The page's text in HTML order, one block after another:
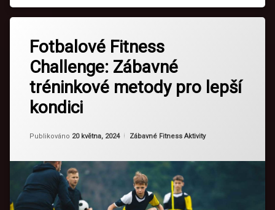
Týmová
spolupráce
Týmové
sporty
Zábavné
Cvičení
styl
Fotbalové Fitness
Challenge: Zábavné
tréninkové metody pro lepší
kondici
Publikováno 20 května, 2024
Aktualizováno 20 května, 2024
Od Ruby
Kategorie:
Zábavné Fitness Aktivity
Cvičení
doma
Fitness
Fotbal
Fotbalové
Intervalový
trénink
komentář
na
Fotbalové
Fitness
Challenge:
Zábavné
tréninkové
lepší